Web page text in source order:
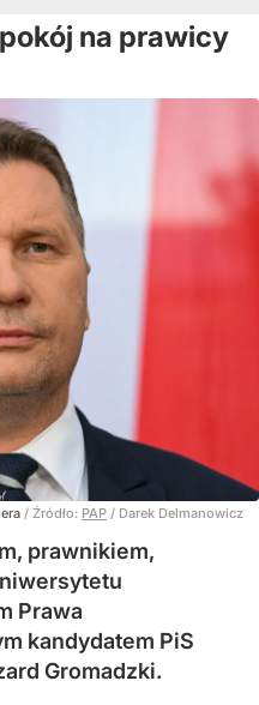
na prawicy
/ Źródło: PAP / Darek Delmanowicz
prawnikiem,
Prawa
kandydatem PiS
Gromadzki.